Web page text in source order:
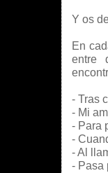
Y os
En
entre
- Tras
- Mi
- Para
-
- Al
- Pasa